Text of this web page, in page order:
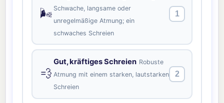
🌬️ Schwache, langsame oder
unregelmäßige Atmung; ein
schwaches Schreien
1
💨
Gut, kräftiges Schreien Robuste
Atmung mit einem starken, lautstarken
Schreien
2